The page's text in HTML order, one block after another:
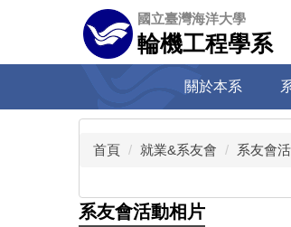
容
國立臺灣海洋大學
輪機工程學系
關於本系
首頁 就業&系友會 系友會
系友會活動相片